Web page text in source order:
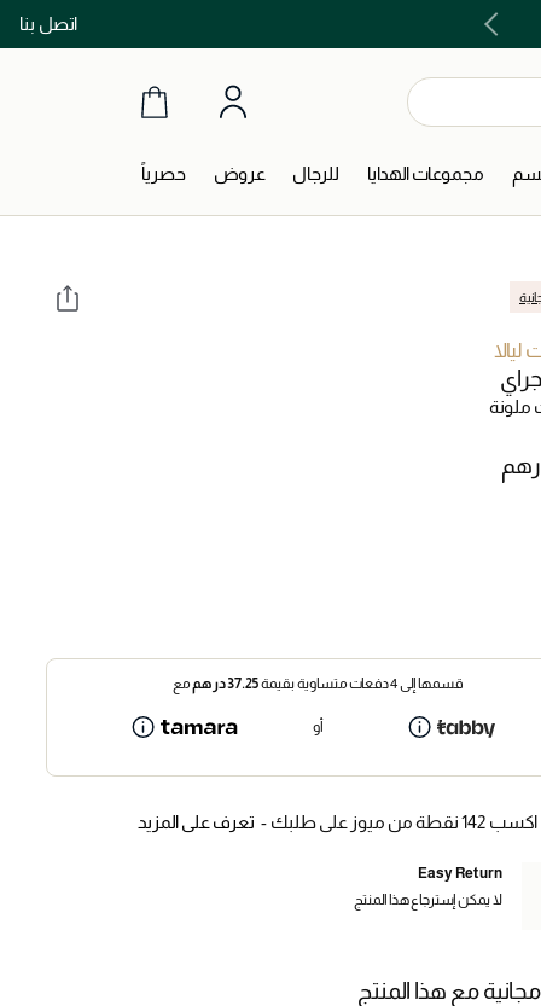
اتصل بنااشتري الآن و ادفع لاحقاً مع تابي و تمارا!
مجموعات الهدايا للرجال عروض حصرياً
ملونة
قسمها إلى 4 دفعات متساوية بقيمة 37.25درهممع
أو
اكسب 142 نقطة من ميوز على طلبك - تعرف على المزيد
Easy Return
لا يمكن إسترجاع هذا المنتج
مع هذا المنتج